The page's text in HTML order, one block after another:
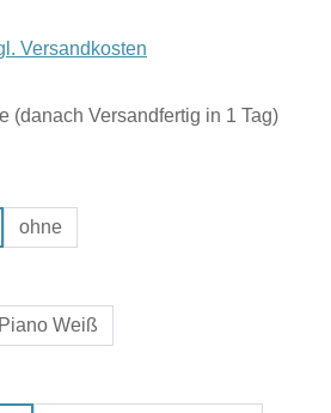
Versandkosten
(danach Versandfertig in 1 Tag)
ohne
Piano Weiß